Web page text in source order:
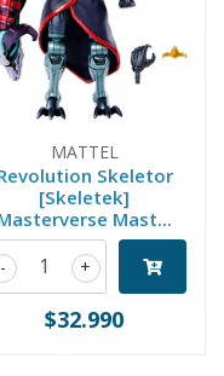
MATTEL
Skeletor
[Skeletek]
Mast...
+
-
$32.990